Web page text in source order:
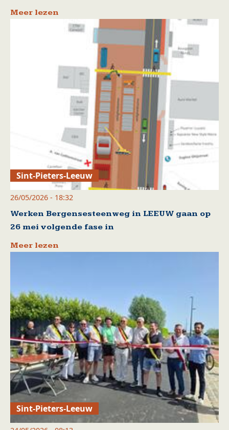
Meer lezen
Sint-Pieters-Leeuw
26/05/2026 - 18:32
Werken Bergensesteenweg in LEEUW gaan op
26 mei volgende fase in
Meer lezen
Sint-Pieters-Leeuw